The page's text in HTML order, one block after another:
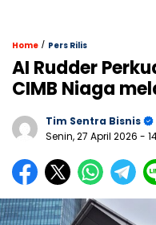
Home / Pers Rilis
AI Rudder
CIMB Niaga
Tim Sentra Bisnis
Senin, 27 April 2026 -